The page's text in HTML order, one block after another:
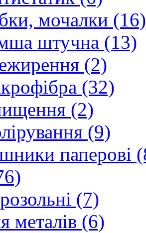
мочалки (16)
штучна (13)
(2)
(32)
(2)
(9)
паперові
(7)
металів (6)